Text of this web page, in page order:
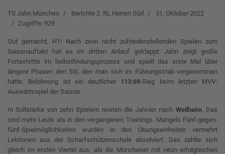
TS Jahn München Berichte 2. RL Herren Süd
31. Oktober 2022
Zugriffe: 929
Gut gemacht, H1! Nach zwei nicht zufriedenstellenden Spielen zum
Saisonauftakt hat es im dritten Anlauf geklappt: Jahn zeigt große
Fortschritte im Selbstfindungsprozess und spielt das erste Mal über
längere Phasen den Stil, den man sich im Führungsstab vorgenommen
hatte. Belohnung ist ein deutlicher 113:69-Sieg beim letzten MVV-
Auswärtsspiel der Saison.
In Sollstärke von zehn Spielern reisten die Jahnler nach Weilheim. Das
sind mehr Leute als in den vergangenen Trainings. Mangels Fünf-gegen-
fünf-Spielmöglichkeiten wurden in den Übungseinheiten vermehrt
Lektionen aus der Scharfschützenschule absolviert. Das zahlte sich
gleich im ersten Viertel aus, als die Münchener mit neun erfolgreichen